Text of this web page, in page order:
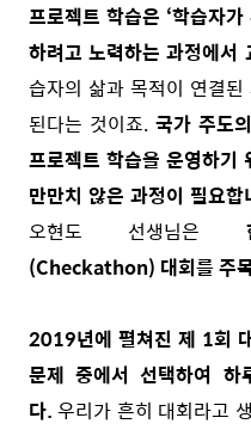
프로젝트 학습은 ‘학습자
하려고 노력하는 과정에서
습자의 삶과 목적이 연결
된다는 것이죠. 국가 주도
프로젝트 학습을 운영하기
만만치 않은 과정이 필요합
오현도 선생님은
(Checkathon) 대회를 주
2019년에 펼쳐진 제 1회
문제 중에서 선택하여 하
다. 우리가 흔히 대회라고